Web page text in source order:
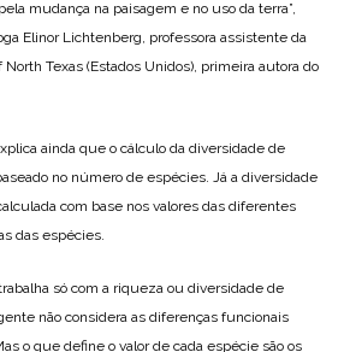
mudança na paisagem e no uso da terra”,
Elinor Lichtenberg, professora assistente da
Texas (Estados Unidos), primeira autora do
ainda que o cálculo da diversidade de
no número de espécies. Já a diversidade
com base nos valores das diferentes
das espécies.
só com a riqueza ou diversidade de
não considera as diferenças funcionais
o que define o valor de cada espécie são os